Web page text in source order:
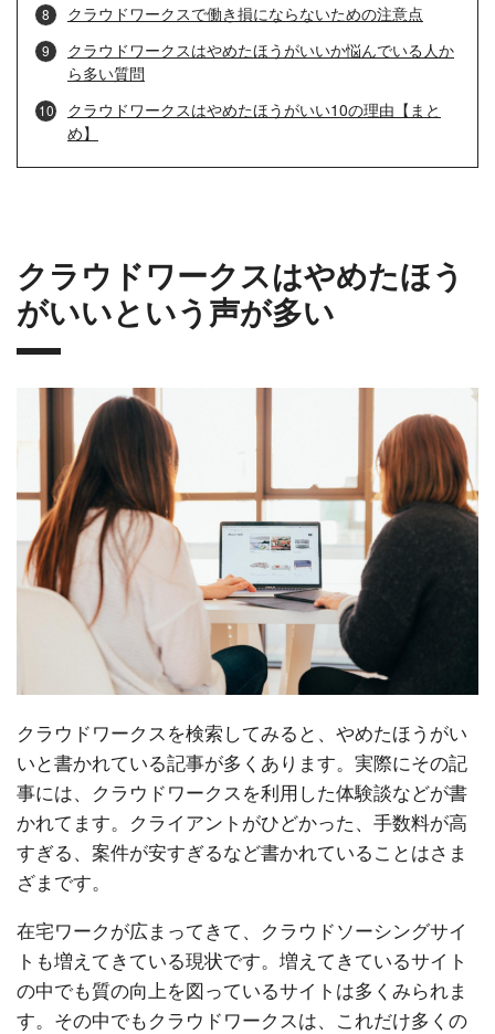
クラウドワークスで働き損にならないための注意点
クラウドワークスはやめたほうがいいか悩んでいる人か
ら多い質問
クラウドワークスはやめたほうがいい10の理由【まと
め】
クラウドワークスはやめたほう
がいいという声が多い
クラウドワークスを検索してみると、やめたほうがい
いと書かれている記事が多くあります。実際にその記
事には、クラウドワークスを利用した体験談などが書
かれてます。クライアントがひどかった、手数料が高
すぎる、案件が安すぎるなど書かれていることはさま
ざまです。
在宅ワークが広まってきて、クラウドソーシングサイ
トも増えてきている現状です。増えてきているサイト
の中でも質の向上を図っているサイトは多くみられま
す。その中でもクラウドワークスは、これだけ多くの